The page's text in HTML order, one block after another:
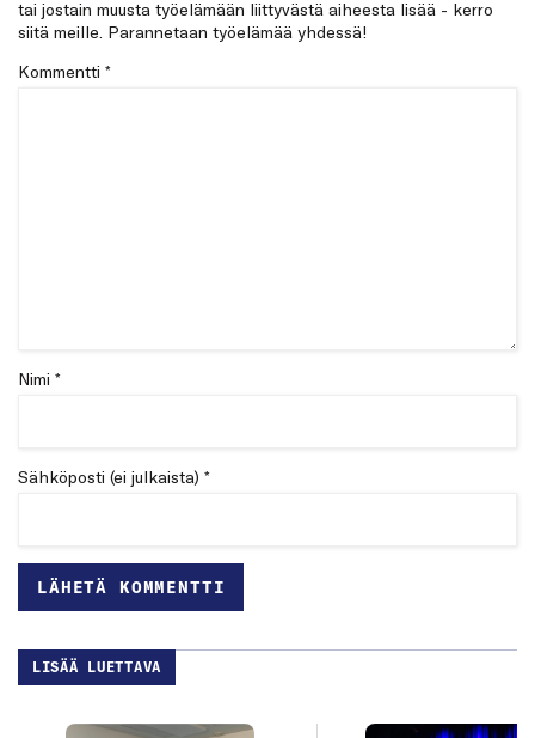
tai jostain muusta työelämään liittyvästä aiheesta lisää - kerro
siitä meille. Parannetaan työelämää yhdessä!
Kommentti *
Nimi *
Sähköposti (ei julkaista) *
LISÄÄ LUETTAVA